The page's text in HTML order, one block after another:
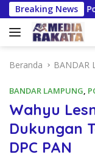
Langsung
ke
konten
Breaking News
Pendidikan Politik
Beranda BANDAR
BANDAR LAMPUNG,
Wahyu
Dukungan
DPC PAN